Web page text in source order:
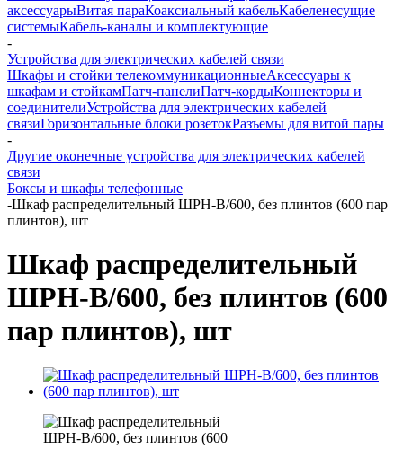
аксессуарыВитая параКоаксиальный кабельКабеленесущие
системыКабель-каналы и комплектующие
-
Устройства для электрических кабелей связи
Шкафы и стойки телекоммуникационныеАксессуары к
шкафам и стойкамПатч-панелиПатч-кордыКоннекторы и
соединителиУстройства для электрических кабелей
связиГоризонтальные блоки розетокРазъемы для витой пары
-
Другие оконечные устройства для электрических кабелей
связи
Боксы и шкафы телефонные
-Шкаф распределительный ШРН-В/600, без плинтов (600 пар
плинтов), шт
Шкаф распределительный
ШРН-В/600, без плинтов (600
пар плинтов), шт